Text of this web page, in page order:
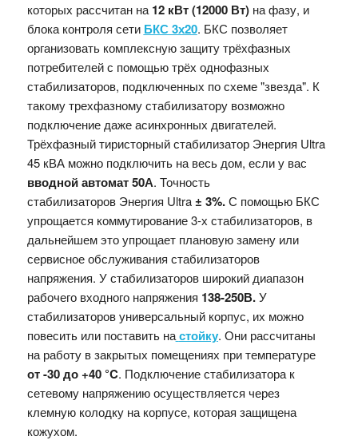
которых рассчитан на 12 кВт (12000 Вт) на фазу, и
блока контроля сети БКС 3х20. БКС позволяет
организовать комплексную защиту трёхфазных
потребителей с помощью трёх однофазных
стабилизаторов, подключенных по схеме "звезда". К
такому трехфазному стабилизатору возможно
подключение даже асинхронных двигателей.
Трёхфазный тиристорный стабилизатор Энергия Ultra
45 кВА можно подключить на весь дом, если у вас
вводной автомат 50А. Точность
стабилизаторов Энергия Ultra± 3%.С помощью БКС
упрощается коммутирование 3-х стабилизаторов, в
дальнейшем это упрощает плановую замену или
сервисное обслуживания стабилизаторов
напряжения. У стабилизаторов широкий диапазон
рабочего входного напряжения 138-250В.У
стабилизаторов универсальный корпус, их можно
повесить или поставить на стойку. Онирассчитаны
на работу в закрытых помещениях при температуре
от -30 до +40 °C. Подключение стабилизатора к
сетевому напряжению осуществляется через
клемную колодку на корпусе, которая защищена
кожухом.